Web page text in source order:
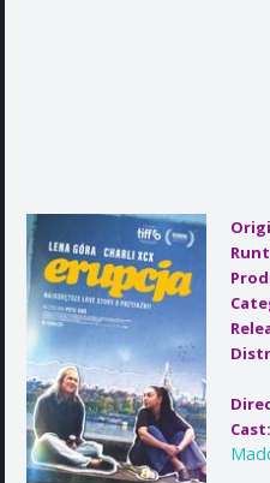
Cast: